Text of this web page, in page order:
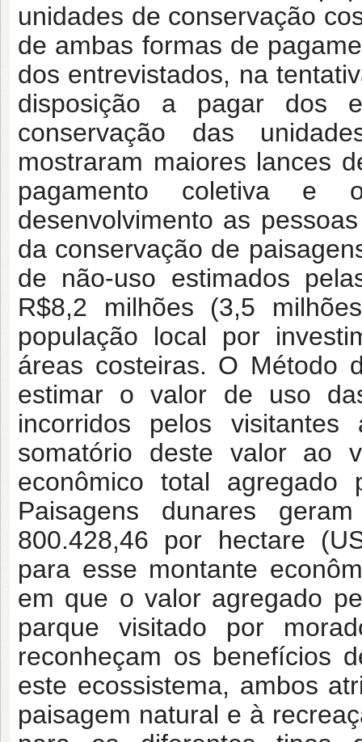
unidades de conservação
de ambas formas de
dos entrevistados, na
disposição a pagar dos
conservação das
mostraram maiores lances
pagamento coletiva e
desenvolvimento as
da conservação de
de não-uso estimados
R$8,2 milhões (3,5
população local por
áreas costeiras. O Método
estimar o valor de uso
incorridos pelos
somatório deste valor ao
econômico total agregado
Paisagens dunares
800.428,46 por hectare
para esse montante
em que o valor agregado
parque visitado por
reconheçam os benefícios
este ecossistema, ambos
paisagem natural e à